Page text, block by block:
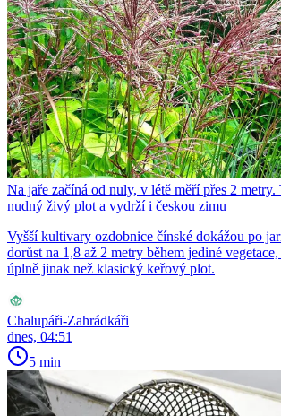
Na jaře začíná od nuly, v létě měří přes 2 metry.
nudný živý plot a vydrží i českou zimu
Vyšší kultivary ozdobnice čínské dokážou po
dorůst na 1,8 až 2 metry během jediné
úplně jinak než klasický keřový plot.
Chalupáři-Zahrádkáři
dnes, 04:51
5 min